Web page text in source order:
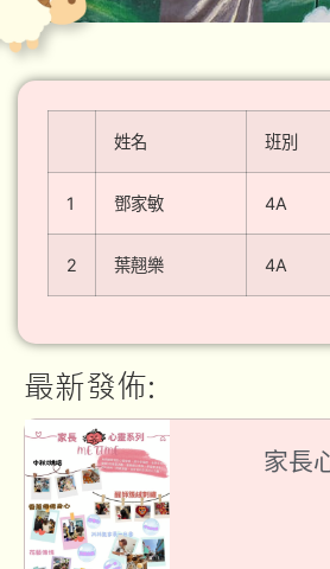
最新發佈:
家長
姓名 班別
1 鄧家敏 4A
2 葉翹樂 4A